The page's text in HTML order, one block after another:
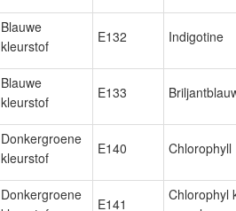
Blauwe
kleurstof
E132 Indigotine
Blauwe
kleurstof
E133
Donkergroene
kleurstof
E140 Chlorophyll
Donkergroene
E141
Chlorophyl